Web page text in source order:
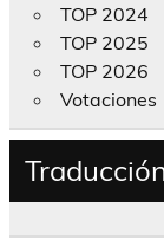
TOP 2024
TOP 2025
TOP 2026
Votaciones